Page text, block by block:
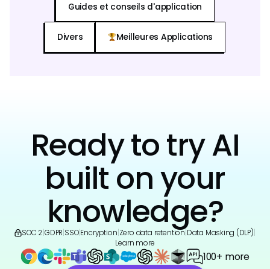
Guides et conseils d'application
Divers Meilleures Applications
Ready to try AI
built on your
knowledge?
SOC 2 GDPR SSO|Encryption Zero data retention Data Masking (DLP)
Learn more
100+ more